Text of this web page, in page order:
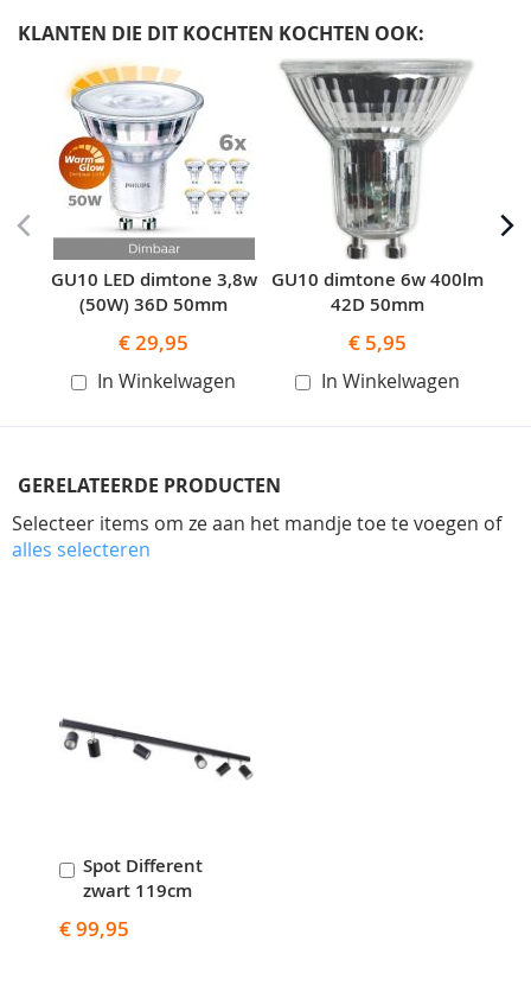
KLANTEN DIE DIT KOCHTEN KOCHTEN OOK:
Skip
carousel
GU10 LED dimtone 3,8w
(50W) 36D 50mm
€ 29,95
In Winkelwagen
GU10 dimtone 6w 400lm
42D 50mm
€ 5,95
In Winkelwagen
GERELATEERDE PRODUCTEN
Selecteer items om ze aan het mandje toe te voegen of
alles selecteren
Spot Different
zwart 119cm
€ 99,95
In
Winkelwagen